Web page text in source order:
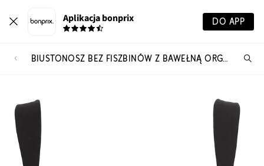
Aplikacja bonprix DO APP
BIUSTONOSZ BEZ FISZBINÓW Z BAWEŁNĄ ORGANICZNĄ (2 SZT.)